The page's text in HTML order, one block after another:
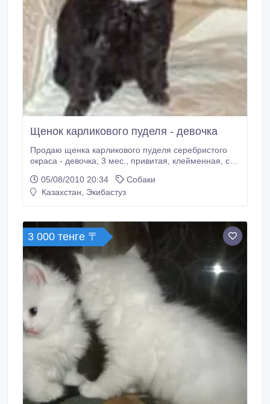
Щенок карликового пуделя - девочка
Продаю щенка карликового пуделя серебристого
окраса - девочка, 3 мес., привитая, клейменная, с
05/08/2010 20:34
Собаки
Казахстан, Экибастуз
3 000 тенге 〒